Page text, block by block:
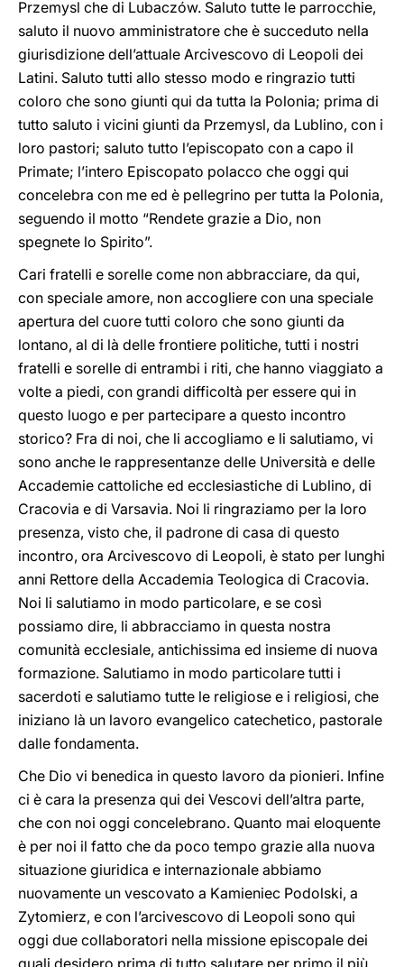
Przemysl che di Lubaczów. Saluto tutte le parrocchie,
saluto il nuovo amministratore che è succeduto nella
giurisdizione dell’attuale Arcivescovo di Leopoli dei
Latini. Saluto tutti allo stesso modo e ringrazio tutti
coloro che sono giunti qui da tutta la Polonia; prima di
tutto saluto i vicini giunti da Przemysl, da Lublino, con i
loro pastori; saluto tutto l’episcopato con a capo il
Primate; l’intero Episcopato polacco che oggi qui
concelebra con me ed è pellegrino per tutta la Polonia,
seguendo il motto “Rendete grazie a Dio, non
spegnete lo Spirito”.
Cari fratelli e sorelle come non abbracciare, da qui,
con speciale amore, non accogliere con una speciale
apertura del cuore tutti coloro che sono giunti da
lontano, al di là delle frontiere politiche, tutti i nostri
fratelli e sorelle di entrambi i riti, che hanno viaggiato a
volte a piedi, con grandi difficoltà per essere qui in
questo luogo e per partecipare a questo incontro
storico? Fra di noi, che li accogliamo e li salutiamo, vi
sono anche le rappresentanze delle Università e delle
Accademie cattoliche ed ecclesiastiche di Lublino, di
Cracovia e di Varsavia. Noi li ringraziamo per la loro
presenza, visto che, il padrone di casa di questo
incontro, ora Arcivescovo di Leopoli, è stato per lunghi
anni Rettore della Accademia Teologica di Cracovia.
Noi li salutiamo in modo particolare, e se così
possiamo dire, li abbracciamo in questa nostra
comunità ecclesiale, antichissima ed insieme di nuova
formazione. Salutiamo in modo particolare tutti i
sacerdoti e salutiamo tutte le religiose e i religiosi, che
iniziano là un lavoro evangelico catechetico, pastorale
dalle fondamenta.
Che Dio vi benedica in questo lavoro da pionieri. Infine
ci è cara la presenza qui dei Vescovi dell’altra parte,
che con noi oggi concelebrano. Quanto mai eloquente
è per noi il fatto che da poco tempo grazie alla nuova
situazione giuridica e internazionale abbiamo
nuovamente un vescovato a Kamieniec Podolski, a
Zytomierz, e con l’arcivescovo di Leopoli sono qui
oggi due collaboratori nella missione episcopale dei
quali desidero prima di tutto salutare per primo il più